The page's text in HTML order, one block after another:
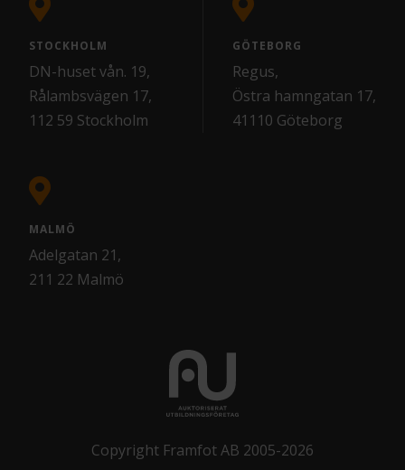
STOCKHOLM
DN-huset vån. 19,
Rålambsvägen 17,
112 59 Stockholm
GÖTEBORG
Regus,
Östra hamngatan 17,
41110 Göteborg
MALMÖ
Adelgatan 21,
211 22 Malmö
Copyright Framfot AB 2005-2026